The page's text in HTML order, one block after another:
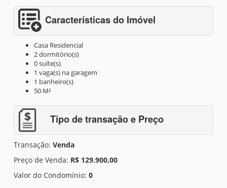
Características do Imóvel
Casa Residencial
2 dormitório(s)
0 suíte(s)
1 vaga(s) na garagem
1 banheiro(s)
50 M²
Tipo de transação e Preço
Transação: Venda
Preço de Venda: R$ 129.900,00
Valor do Condomínio: 0